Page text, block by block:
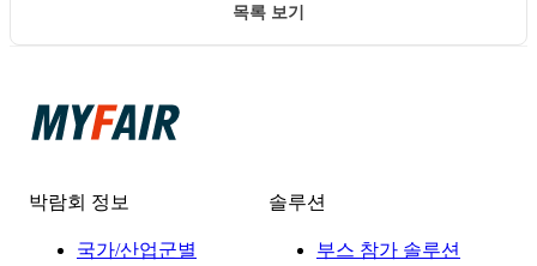
목록 보기
박람회 정보
국가/산업군별
솔루션
부스 참가 솔루션